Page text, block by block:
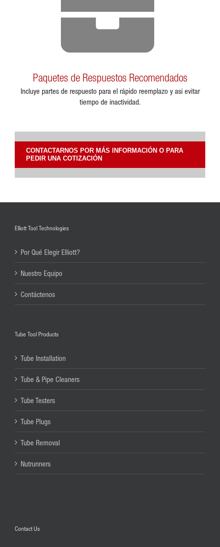
Paquetes de Respuestos Recomendados
Incluye partes de respuesto para el rápido reemplazo y asi evitar
tiempo de inactividad.
CONTACTARNOS POR MÁS INFORMACIÓN O PARA
PEDIR UNA COTIZACIÓN
Elliott Tool Technologies
Por Qué Elegir Elliott?
Nuestro Equipo
Contáctenos
Tube Tool Products
Tube Installation
Tube & Pipe Cleaners
Tube Testers
Tube Plugs
Tube Removal
Nutrunners
Contact Us